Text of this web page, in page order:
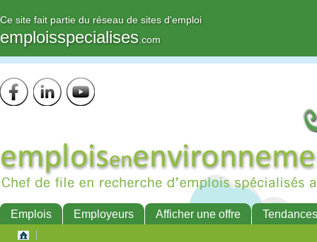
Ce site fait partie du réseau de sites d'emploi
emploisspecialises .com
Emplois Employeurs Afficher une offre Tendances